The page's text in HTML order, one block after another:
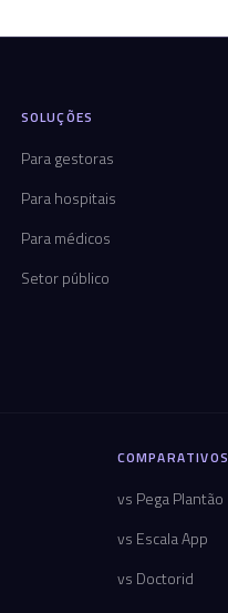
SOLUÇÕES
Para gestoras
Para hospitais
Para médicos
Setor público
COMPARATIVOS
vs Pega Plantão
vs Escala App
vs Doctorid